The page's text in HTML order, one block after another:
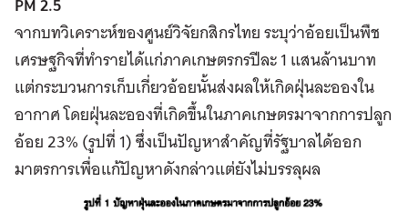
จากบทวิเคราะห์ของศูนย์วิจัยกสิกรไทย ระบุว่าอ้อยเป็นพืช
เศรษฐกิจที่ทำรายได้แก่ภาคเกษตรกรปีละ 1 แสนล้านบาท
แต่กระบวนการเก็บเกี่ยวอ้อยนั้นส่งผลให้เกิดฝุ่นละอองใน
อากาศ โดยฝุ่นละอองที่เกิดขึ้นในภาคเกษตรมาจากการปลูก
อ้อย 23% (รูปที่ 1) ซึ่งเป็นปัญหาสำคัญที่รัฐบาลได้ออก
มาตรการเพื่อแก้ปัญหาดังกล่าวแต่ยังไม่บรรลุผล